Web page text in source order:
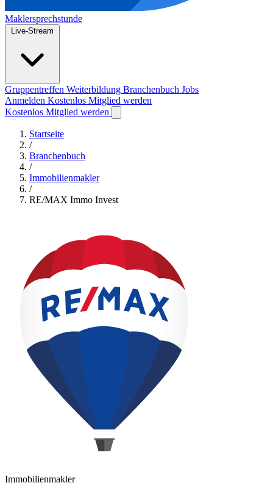
Maklersprechstunde
Live-Stream
Gruppentreffen Weiterbildung Branchenbuch Jobs
Anmelden Kostenlos Mitglied werden
Kostenlos Mitglied werden
Startseite
/
Branchenbuch
/
Immobilienmakler
/
RE/MAX Immo Invest
Immobilienmakler